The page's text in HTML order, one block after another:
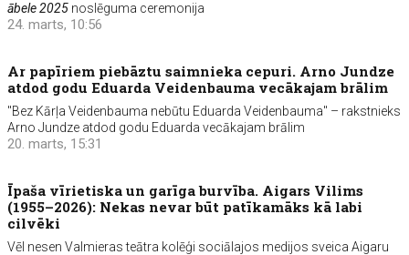
ābele 2025 noslēguma ceremonija
24. marts, 10:56
Ar papīriem piebāztu saimnieka cepuri. Arno Jundze
atdod godu Eduarda Veidenbauma vecākajam brālim
"Bez Kārļa Veidenbauma nebūtu Eduarda Veidenbauma" – rakstnieks
Arno Jundze atdod godu Eduarda vecākajam brālim
20. marts, 15:31
Īpaša vīrietiska un garīga burvība. Aigars Vilims
(1955–2026): Nekas nevar būt patīkamāks kā labi
cilvēki
Vēl nesen Valmieras teātra kolēģi sociālajos medijos sveica Aigaru